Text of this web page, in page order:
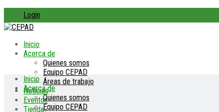
Login
Inicio
Acerca de
Quienes somos
Equipo CEPAD
Áreas de trabajo
Noticias
Eventos
Tienda
Inicio
Acerca de
Quienes somos
Equipo CEPAD